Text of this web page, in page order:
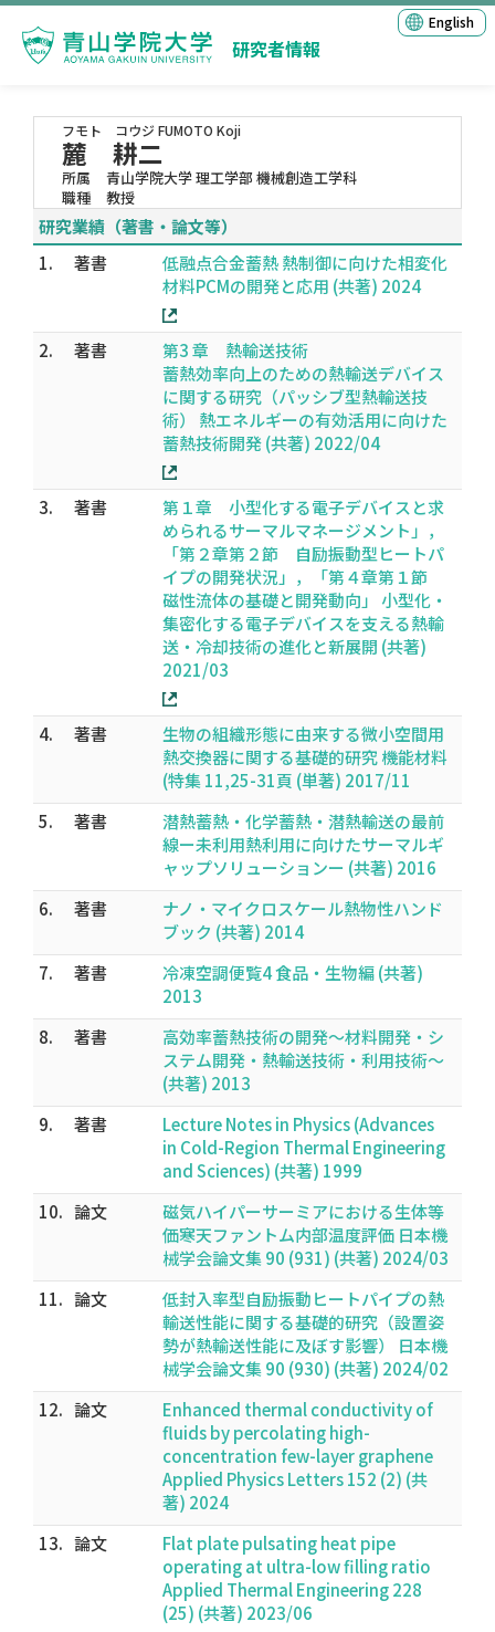
研究者情報
English
フモト コウジ FUMOTO Koji
麓 耕二
所属
青山学院大学 理工学部 機械創造工学科
職種
教授
研究業績（著書・論文等）
1.
著書
低融点合金蓄熱 熱制御に向けた相変化
材料PCMの開発と応用 (共著) 2024
2. 著書
第3 章 熱輸送技術
蓄熱効率向上のための熱輸送デバイス
に関する研究（パッシブ型熱輸送技
術） 熱エネルギーの有効活用に向けた
蓄熱技術開発 (共著) 2022/04
3. 著書
第１章 小型化する電子デバイスと求
められるサーマルマネージメント」，
「第２章第２節 自励振動型ヒートパ
イプの開発状況」，「第４章第１節
磁性流体の基礎と開発動向」 小型化・
集密化する電子デバイスを支える熱輸
送・冷却技術の進化と新展開 (共著)
2021/03
4. 著書
生物の組織形態に由来する微小空間用
熱交換器に関する基礎的研究 機能材料
(特集 11,25-31頁 (単著) 2017/11
5.
著書
潜熱蓄熱・化学蓄熱・潜熱輸送の最前
線ー未利用熱利用に向けたサーマルギ
ャップソリューションー (共著) 2016
6.
著書
ナノ・マイクロスケール熱物性ハンド
ブック (共著) 2014
7.
著書
冷凍空調便覧4 食品・生物編 (共著)
2013
8.
著書
高効率蓄熱技術の開発～材料開発・シ
ステム開発・熱輸送技術・利用技術～
(共著) 2013
9.
著書
Lecture Notes in Physics (Advances
in Cold-Region Thermal Engineering
and Sciences) (共著) 1999
10. 論文
磁気ハイパーサーミアにおける生体等
価寒天ファントム内部温度評価 日本機
械学会論文集 90 (931) (共著) 2024/03
11. 論文
低封入率型自励振動ヒートパイプの熱
輸送性能に関する基礎的研究（設置姿
勢が熱輸送性能に及ぼす影響） 日本機
械学会論文集 90 (930) (共著) 2024/02
12. 論文
Enhanced thermal conductivity of
fluids by percolating high-
concentration few-layer graphene
Applied Physics Letters 152 (2) (共
著) 2024
13. 論文
Flat plate pulsating heat pipe
operating at ultra-low filling ratio
Applied Thermal Engineering 228
(25) (共著) 2023/06